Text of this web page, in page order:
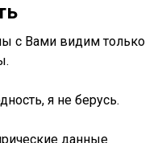
с Вами видим только
я не берусь.
данные